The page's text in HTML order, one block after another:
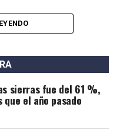
sierras fue del 61 %,
que el año pasado